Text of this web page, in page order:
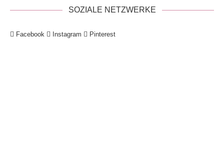
SOZIALE NETZWERKE
Facebook Instagram Pinterest